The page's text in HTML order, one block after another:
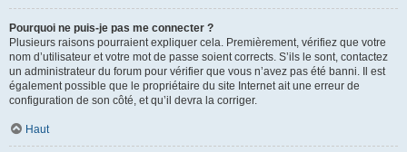
Pourquoi ne puis-je pas me connecter ?
Plusieurs raisons pourraient expliquer cela. Premièrement, vérifiez que votre
nom d’utilisateur et votre mot de passe soient corrects. S’ils le sont, contactez
un administrateur du forum pour vérifier que vous n’avez pas été banni. Il est
également possible que le propriétaire du site Internet ait une erreur de
configuration de son côté, et qu’il devra la corriger.
Haut